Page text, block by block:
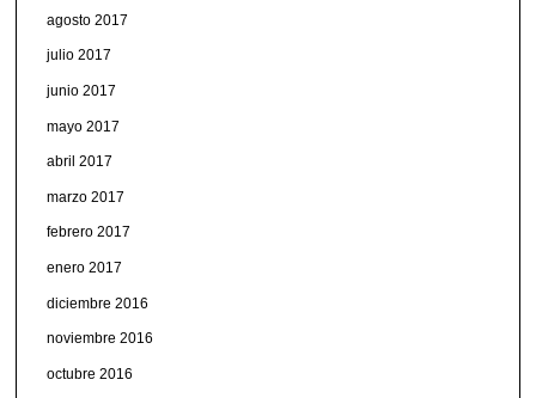
agosto 2017
julio 2017
junio 2017
mayo 2017
abril 2017
marzo 2017
febrero 2017
enero 2017
diciembre 2016
noviembre 2016
octubre 2016